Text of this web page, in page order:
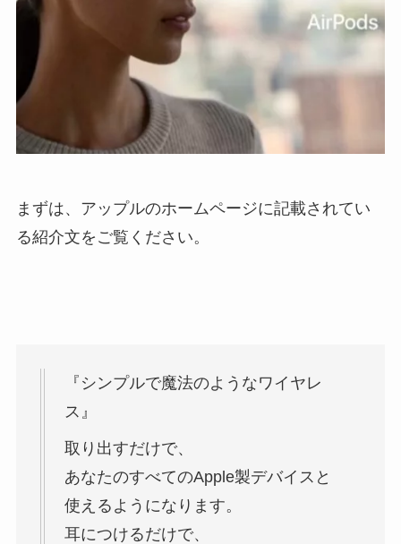
まずは、アップルのホームページに記載されてい
る紹介文をご覧ください。
『シンプルで魔法のようなワイヤレ
ス』
取り出すだけで、
あなたのすべてのApple製デバイスと
使えるようになります。
耳につけるだけで、